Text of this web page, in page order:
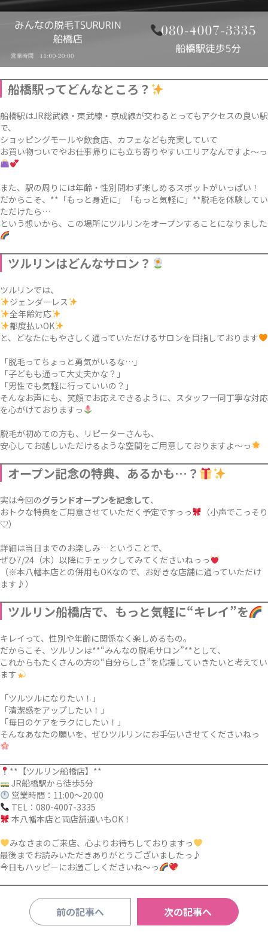
船橋駅ってどんなところ？
船橋駅はJR総武線・東武線・京成線が交わるとってもアクセスの良い駅
で、
ショッピングモールや飲食店、カフェなども充実していて
お買い物ついでやお仕事帰りにも立ち寄りやすいエリアなんですよ〜っ
また、駅の周りには年齢・性別問わず楽しめるスポットがいっぱい！
だからこそ、**「もっと身近に」「もっと気軽に」**脱毛を体験してい
ただけたら…
という想いから、この場所にツルリンをオープンすることになりました
ツルリンはどんなサロン？
ツルリンでは、
ジェンダーレス
全年齢対応
都度払いOK
と、どなたにもやさしく通っていただけるサロンを目指しております
「脱毛ってちょっと勇気がいるな…」
「子どもも通って大丈夫かな？」
「男性でも気軽に行っていいの？」
そんなお声にも、笑顔でお応えできるように、スタッフ一同丁寧な対応
を心がけておりますっ
脱毛が初めての方も、リピーターさんも、
安心してお越しいただけるような空間をご用意しておりますよ〜っ
オープン記念の特典、あるかも…？
実は今回のグランドオープンを記念して、
おトクな特典をご用意させていただく予定ですっっ
（小声でこっそり
♡）
詳細は当日までのお楽しみ…ということで、
ぜひ7/24（木）以降にチェックしてみてくださいねっっ
（※本八幡本店との併用もOKなので、お好きな店舗に通っていただけ
ます♪）
ツルリン船橋店で、もっと気軽に“キレイ”を
キレイって、性別や年齢に関係なく楽しめるもの。
だからこそ、ツルリンは**“みんなの脱毛サロン”**として、
これからもたくさんの方の“自分らしさ”を応援していきたいと考えてい
ます
「ツルツルになりたい！」
「清潔感をアップしたい！」
「毎日のケアをラクにしたい！」
そんなあなたの願いを、ぜひツルリンにお手伝いさせてくださいねっ
**【ツルリン船橋店】**
JR船橋駅から徒歩5分
営業時間：11:00〜20:00
TEL：080-4007-3335
本八幡本店と両店舗通いもOK！
みなさまのご来店、心よりお待ちしておりますっ
最後までお読みいただきありがとうございましたっ♪
今日もハッピーにお過ごしくださいね〜っ
前の記事へ 次の記事へ